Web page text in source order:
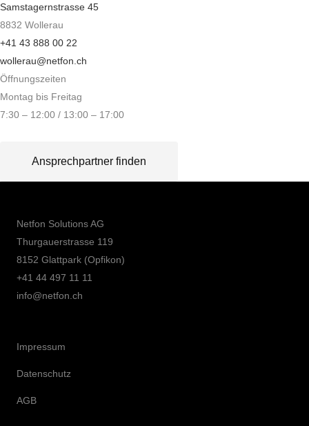
Samstagernstrasse 45
8832 Wollerau
+41 43 888 00 22
wollerau@netfon.ch
Öffnungszeiten
Montag bis Freitag
7:30 – 12:00 / 13:00 – 17:00
Ansprechpartner finden
Netfon Solutions AG
Thurgauerstrasse 119
8152 Glattpark (Opfikon)
+41 44 497 11 11
info@netfon.ch
Impressum
Datenschutz
AGB